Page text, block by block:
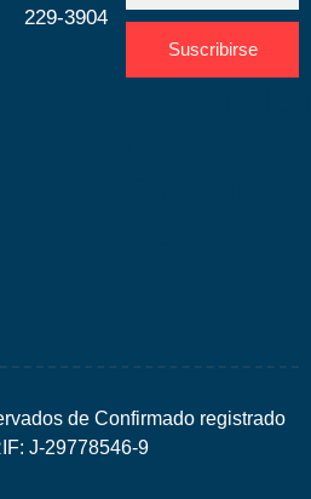
229-3904
Suscribirse
de Confirmado registrado
J-29778546-9